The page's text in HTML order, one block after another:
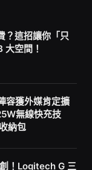
？這招讓你「只
大空間！
容獲外媒肯定擴
無線快充技
納包
！Logitech G 三